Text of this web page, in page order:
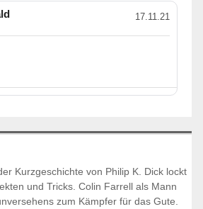
17.11.21
Kurzgeschichte von Philip K. Dick lockt
und Tricks. Colin Farrell als Mann
zum Kämpfer für das Gute.